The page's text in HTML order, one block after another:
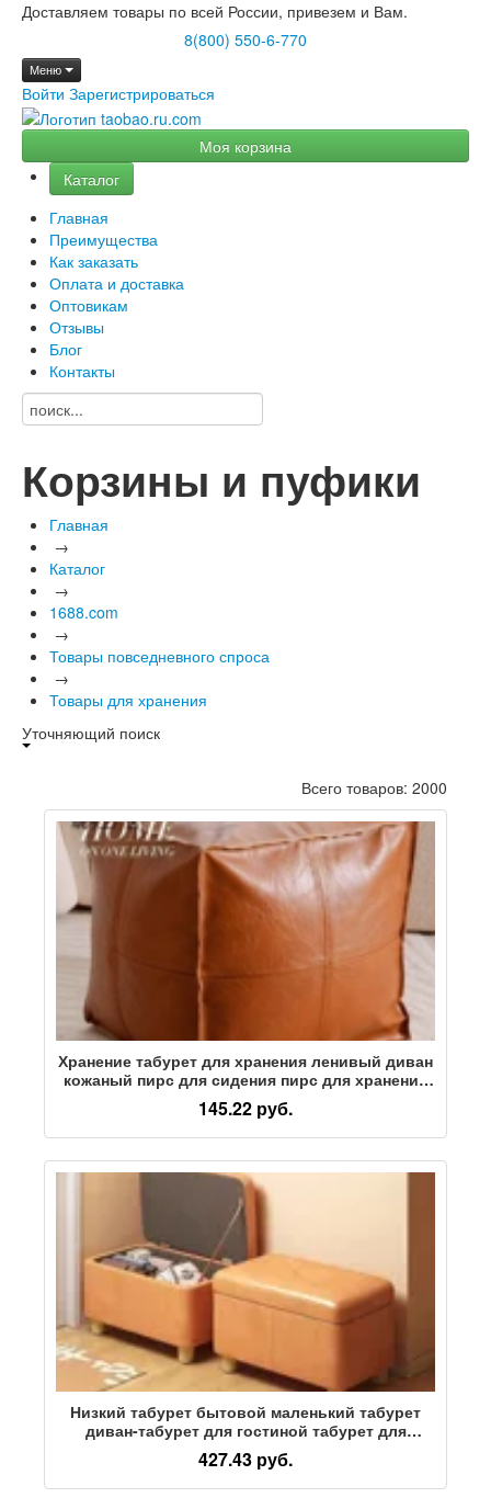
Доставляем товары по всей России, привезем и Вам.
8(800) 550-6-770
Меню
Войти Зарегистрироваться
Моя корзина
Каталог
Главная
Преимущества
Как заказать
Оплата и доставка
Оптовикам
Отзывы
Блог
Контакты
Корзины и пуфики
Главная
→
Каталог
→
1688.com
→
Товары повседневного спроса
→
Товары для хранения
Уточняющий поиск
Всего товаров: 2000
Хранение табурет для хранения ленивый диван
кожаный пирс для сидения пирс для хранения
бытовой сумки для хранения пылезащитный
ленивые люди могут сидеть на старой одежде.
145.22 руб.
Низкий табурет бытовой маленький табурет
диван-табурет для гостиной табурет для
хранения табуретка для хранения маленькая
скамейка табурет для смены обуви табурет для
хранения
427.43 руб.